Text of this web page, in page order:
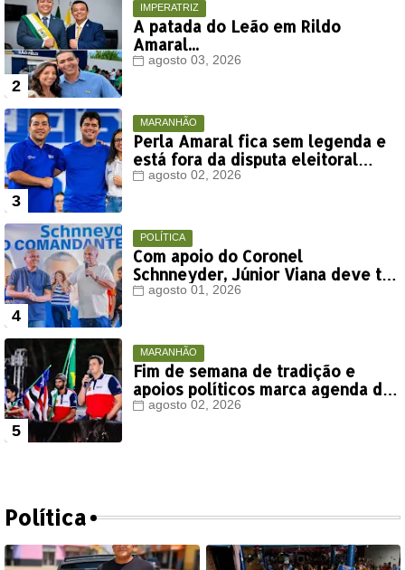
IMPERATRIZ
A patada do Leão em Rildo
Amaral...
agosto 03, 2026
MARANHÃO
Perla Amaral fica sem legenda e
está fora da disputa eleitoral
deste ano
agosto 02, 2026
POLÍTICA
Com apoio do Coronel
Schnneyder, Júnior Viana deve ter
votação expressiva em Timon
agosto 01, 2026
MARANHÃO
Fim de semana de tradição e
apoios políticos marca agenda de
Orleans Brandão em Colinas
agosto 02, 2026
Política